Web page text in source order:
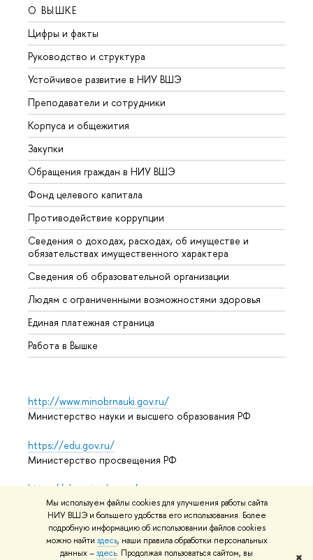
Мы используем файлы cookies для улучшения работы сайта
НИУ ВШЭ и большего удобства его использования. Более
подробную информацию об использовании файлов cookies
можно найти здесь, наши правила обработки персональных
данных –здесь. Продолжая пользоваться сайтом, вы ✖
О ВЫШКЕ
Цифры и факты
Руководство и структура
Устойчивое развитие в НИУ ВШЭ
Преподаватели и сотрудники
Корпуса и общежития
Закупки
Обращения граждан в НИУ ВШЭ
Фонд целевого капитала
Противодействие коррупции
Сведения о доходах, расходах, об имуществе и
обязательствах имущественного характера
Сведения об образовательной организации
Людям с ограниченными возможностями здоровья
Единая платежная страница
Работа в Вышке
http://www.minobrnauki.gov.ru/
Министерство науки и высшего образования РФ
https://edu.gov.ru/
Министерство просвещения РФ
https://elearning.hse.ru/mooc
Массовые открытые онлайн-курсы
© НИУ ВШЭ 1993–2026 Адреса и контактыУсловия